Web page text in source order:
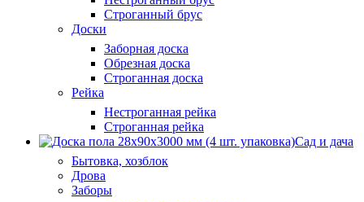
Строганный брус
Доски
Заборная доска
Обрезная доска
Строганная доска
Рейка
Нестроганная рейка
Строганная рейка
Сад и дача
Бытовка, хозблок
Дрова
Заборы